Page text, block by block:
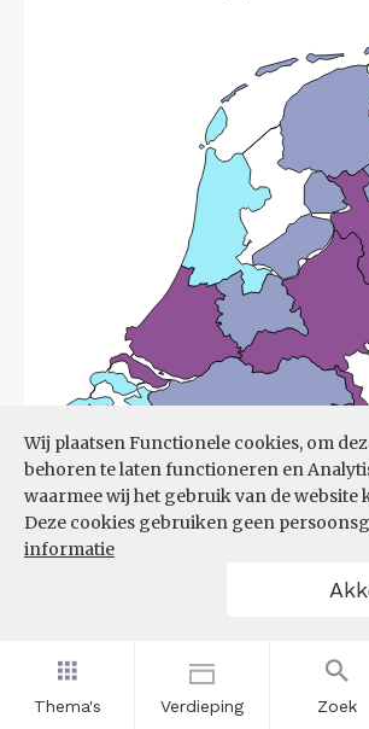
Thema's Verdieping Zoek
Wij plaatsen Functionele cookies, om
behoren te laten functioneren en
waarmee wij het gebruik van de website
Deze cookies gebruiken geen
informatie
ONTWIKKELING ONTSTANE